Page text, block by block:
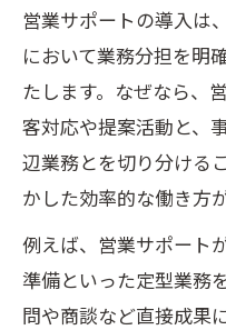
営業サポートの導入は
において業務分担を明
たします。なぜなら、
客対応や提案活動と、
辺業務とを切り分ける
かした効率的な働き方
例えば、営業サポート
準備といった定型業務
問や商談など直接成果